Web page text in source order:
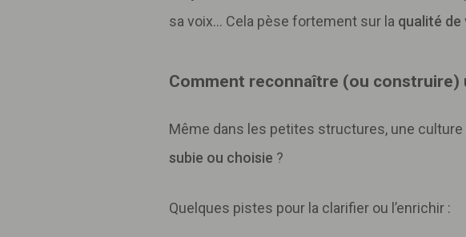
sa voix… Cela pèse fortement sur la qualité de
Comment reconnaître (ou construire)
Même dans les petites structures, une
subie ou choisie ?
Quelques pistes pour la clarifier ou l’enrichir :